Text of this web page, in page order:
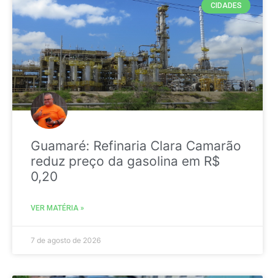
CIDADES
Guamaré: Refinaria Clara Camarão
reduz preço da gasolina em R$
0,20
VER MATÉRIA »
7 de agosto de 2026